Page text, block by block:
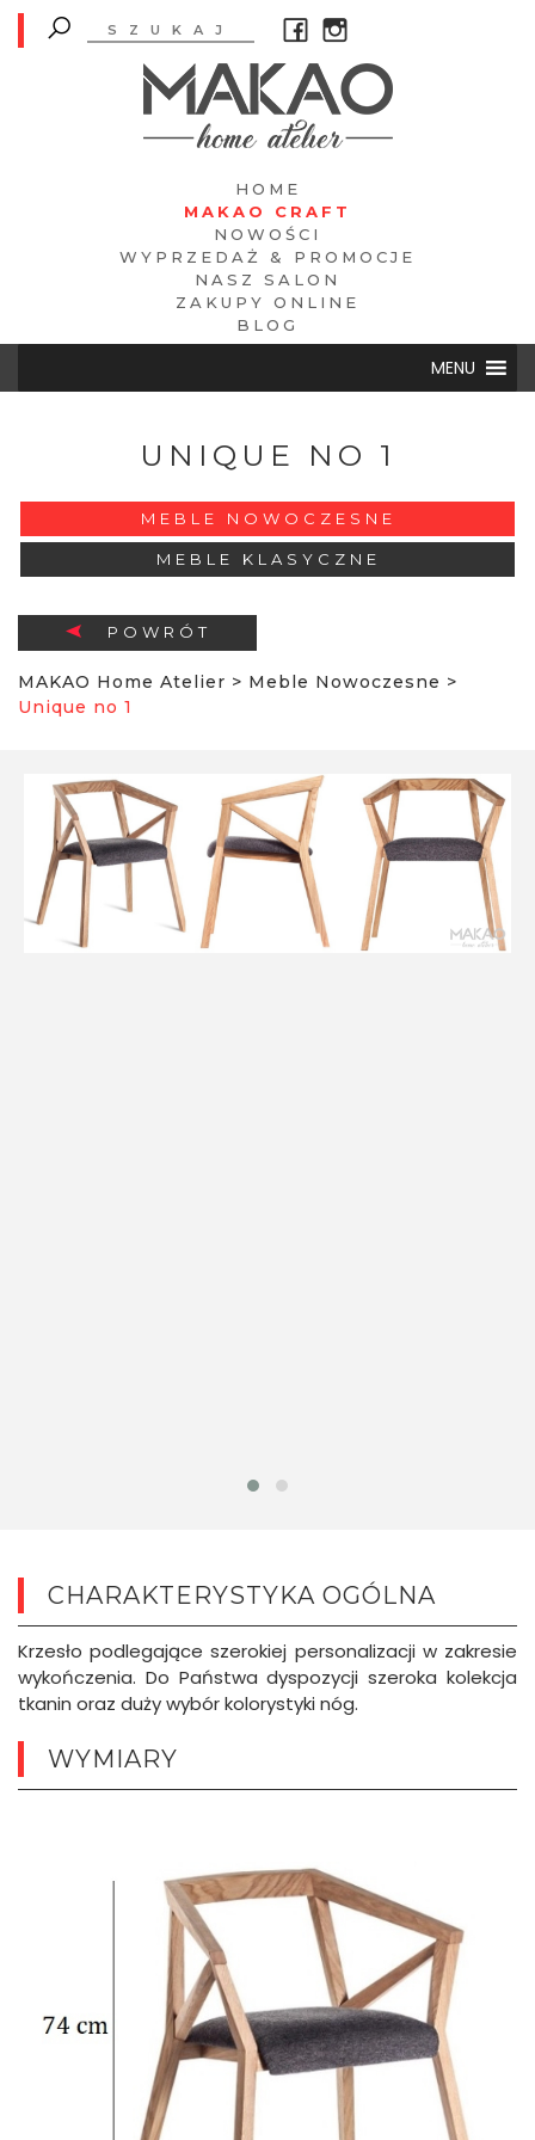
HOME
MAKAO CRAFT
NOWOŚCI
WYPRZEDAŻ & PROMOCJE
NASZ SALON
ZAKUPY ONLINE
BLOG
MENU
UNIQUE NO 1
MEBLE NOWOCZESNE
MEBLE KLASYCZNE
POWRÓT
MAKAO Home Atelier > Meble Nowoczesne >
Unique no 1
CHARAKTERYSTYKA OGÓLNA
Krzesło podlegające szerokiej personalizacji w zakresie
wykończenia. Do Państwa dyspozycji szeroka kolekcja
tkanin oraz duży wybór kolorystyki nóg.
WYMIARY